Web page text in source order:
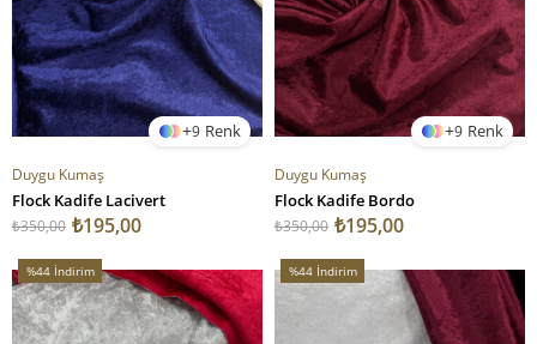
9
Duygu Kumaş
Flock Kadife Lacivert
₺195,00
₺350,00
9
Duygu Kumaş
Flock Kadife Bordo
₺195,00
₺350,00
%44 İndirim
%44İndirim
%44 İndirim
%44İndirim